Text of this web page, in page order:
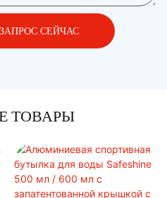
СЕЙЧАС
ТОВАРЫ